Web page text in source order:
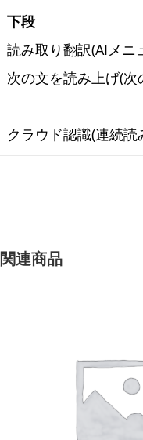
下段
読み取り翻訳(AIメニ
次の文を読み上げ(次
クラウド認識(連続読
関連商品